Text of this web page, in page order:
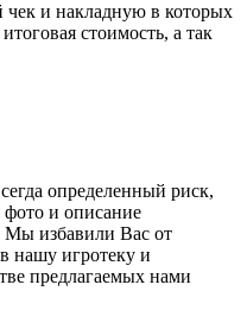
чек и накладную в которых
стоимость, а так
определенный риск,
фото и описание
Мы избавили Вас от
нашу игротеку и
предлагаемых нами